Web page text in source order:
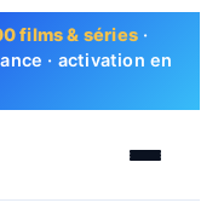
films & séries ·
· activation en